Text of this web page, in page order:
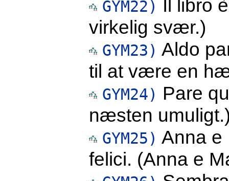
GYM22)
Il libro
virkelig svær.)
GYM23) Aldo
til at være en
GYM24) Pare
næsten
GYM25) Anna e
felici. (Anna e